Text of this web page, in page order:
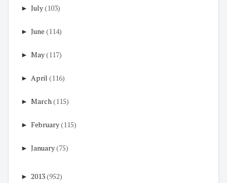
► July(103)
► June (114)
► May(117)
► April (116)
► March (115)
► February(115)
► January(75)
► 2013(952)